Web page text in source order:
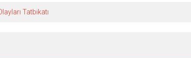
Tatbikatı